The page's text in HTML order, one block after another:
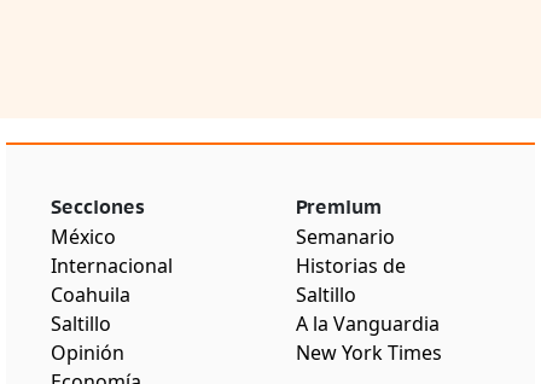
Secciones
México
Internacional
Coahuila
Saltillo
Opinión
Premium
Semanario
Historias de
Saltillo
A la Vanguardia
New York Times